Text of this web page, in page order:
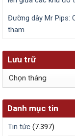
Đường dây Mr Pips:
tham
Lưu trữ
Lưu
Danh mục tin
Tin tức (7.397)